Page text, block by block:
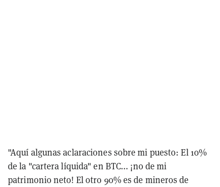
"Aquí algunas aclaraciones sobre mi puesto: El 10%
de la "cartera líquida" en BTC... ¡no de mi
patrimonio neto! El otro 90% es de mineros de